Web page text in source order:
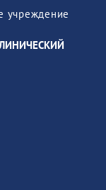
учреждение